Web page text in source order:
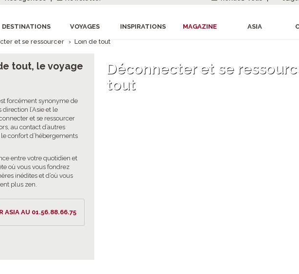
DESTINATIONS VOYAGES INSPIRATIONS MAGAZINE ASIA
et se ressourcer › Loin de tout
Déconnecter et se
tout
tout, le voyage
forcément synonyme de
l’Asie et le
et se ressourcer
au contact d’autres
confort d’hébergements
entre votre quotidien et
où vous vous fondrez
inédites et d’où vous
plus zen.
ASIA AU 01.56.88.66.75